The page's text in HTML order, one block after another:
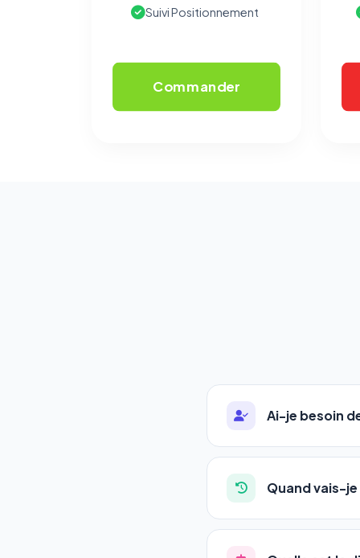
Suivi Positionnement
Commander
Ai-je besoin
Absolument pas.
auto-entrepreneurs,
l'adresse de votre
Quand vais-
La plupart de nos